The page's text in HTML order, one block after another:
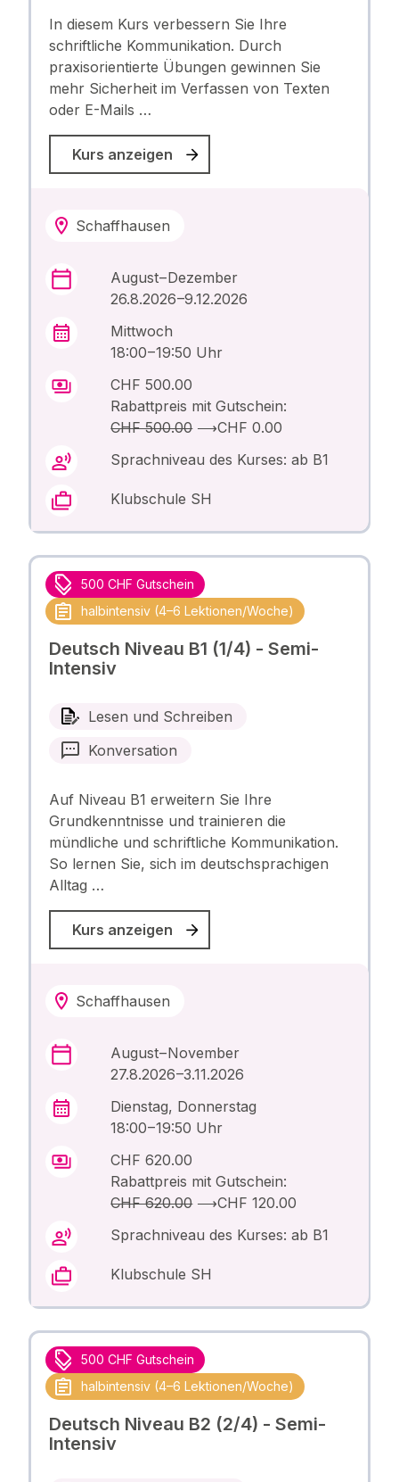
In diesem Kurs verbessern Sie Ihre
schriftliche Kommunikation. Durch
praxisorientierte Übungen gewinnen Sie
mehr Sicherheit im Verfassen von Texten
oder E-Mails …
Kurs anzeigen
Schaffhausen
August – Dezember
26.8.2026 –9.12.2026
Mittwoch
18:00 – 19:50 Uhr
CHF 500.00
Rabattpreis mit Gutschein:
CHF 500.00⟶CHF 0.00
Sprachniveau des Kurses: ab B1
Klubschule SH
500 CHF Gutschein
halbintensiv (4–6 Lektionen/Woche)
Deutsch Niveau B1 (1/4) - Semi-
Intensiv
Lesen und Schreiben
Konversation
Auf Niveau B1 erweitern Sie Ihre
Grundkenntnisse und trainieren die
mündliche und schriftliche Kommunikation.
So lernen Sie, sich im deutschsprachigen
Alltag …
Kurs anzeigen
Schaffhausen
August – November
27.8.2026 –3.11.2026
Dienstag, Donnerstag
18:00 – 19:50 Uhr
CHF 620.00
Rabattpreis mit Gutschein:
CHF 620.00⟶CHF 120.00
Sprachniveau des Kurses: ab B1
Klubschule SH
500 CHF Gutschein
halbintensiv (4–6 Lektionen/Woche)
Deutsch Niveau B2 (2/4) - Semi-
Intensiv